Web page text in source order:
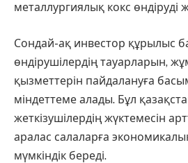
металлургиялық кокс өндіруді
Сондай-ақ инвестор құрылыс
өндірушілердің тауарларын,
қызметтерін пайдалануға
міндеттеме алады. Бұл
жеткізушілердің жүктемесін
аралас салаларға
мүмкіндік береді.